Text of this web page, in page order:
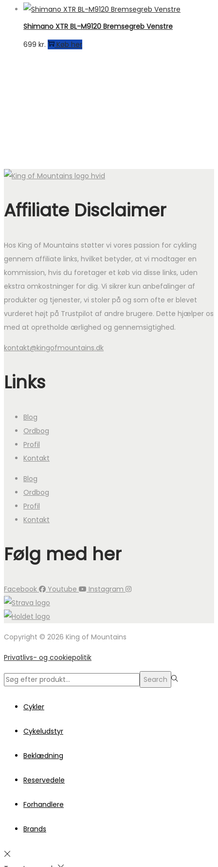
9.999 kr..5.999 kr..
Shimano XTR BL-M9120 Bremsegreb Venstre
699 kr. Køb her
Affiliate Disclaimer
Hos King of Mountains støtter vi vores passion for cykling
gennem affiliate links, hvilket betyder, at vi modtager en
kommission, hvis du foretager et køb via disse links, uden
ekstra omkostninger for dig. Vi sikrer kun anbefalinger af
produkter og tjenester, vi stoler på og som ofte er blevet
vurderet højt på Trustpilot af andre brugere. Dette hjælper os
med at opretholde ærlighed og gennemsigtighed.
kontakt@kingofmountains.dk
Links
Blog
Ordbog
Profil
Kontakt
Blog
Ordbog
Profil
Kontakt
Følg med her
Facebook Youtube Instagram
Copyright © 2026 King of Mountains
Privatlivs- og cookiepolitik
Search
Search
Cykler
Cykeludstyr
Beklædning
Reservedele
Forhandlere
Brands